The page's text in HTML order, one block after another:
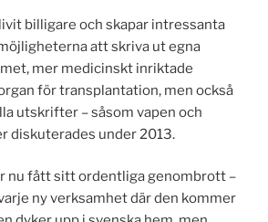
billigare och skapar intressanta
att skriva ut egna
mer medicinskt inriktade
för transplantation, men också
utskrifter – såsom vapen och
diskuterades under 2013.
nu fått sitt ordentliga genombrott –
ny verksamhet där den kommer